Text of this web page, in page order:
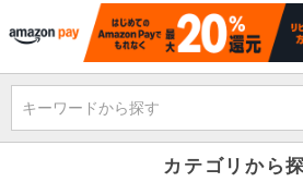
キーワードから探す
カテゴリから